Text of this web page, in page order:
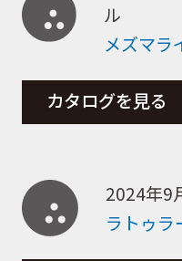
ル
メズマラ
カタログを見る
2024年9
ラトゥ